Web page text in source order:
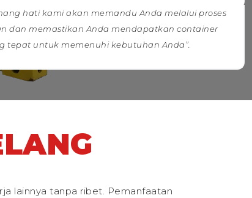
hati kami akan memandu Anda melalui proses
dan memastikan Anda mendapatkan container
tepat untuk memenuhi kebutuhan Anda”.
lainnya tanpa ribet. Pemanfaatan